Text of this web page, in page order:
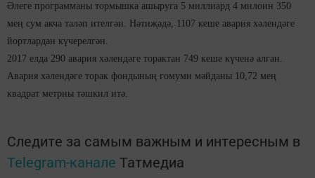
Әлеге программаны тормышка ашыруга 5 миллиард 4 милоин 350
мең сум акча таләп ителгән. Нәтиҗәдә, 1107 кеше авария хәлендәге
йортлардан күчерелгән.
2017 елда 290 авария хәлендәге торактан 749 кеше күченә алган.
Авария хәлендәге торак фондының гомуми мәйданы 10,72 мең
квадрат метрны тәшкил итә.
Следите за самым важным и интересным в
Telegram-канале Татмедиа